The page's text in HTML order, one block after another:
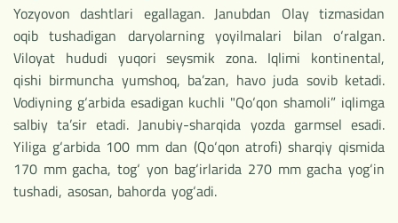
Yozyovon dashtlari egallagan. Janubdan Olay tizmasidan
oqib tushadigan daryolarning yoyilmalari bilan o‘ralgan.
Viloyat hududi yuqori seysmik zona. Iqlimi kontinental,
qishi birmuncha yumshoq, ba’zan, havo juda sovib ketadi.
Vodiyning g‘arbida esadigan kuchli "Qo‘qon shamoli” iqlimga
salbiy ta’sir etadi. Janubiy-sharqida yozda garmsel esadi.
Yiliga g‘arbida 100 mm dan (Qo‘qon atrofi) sharqiy qismida
170 mm gacha, tog‘ yon bag‘irlarida 270 mm gacha yog‘in
tushadi, asosan, bahorda yog‘adi.